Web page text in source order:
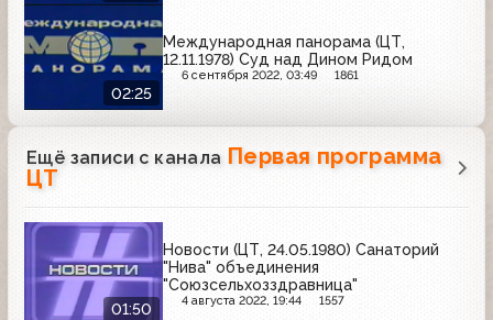
02:25
Международная панорама (ЦТ,
12.11.1978) Суд над Дином Ридом
6 сентября 2022, 03:49 1861
Ещё записи с канала Первая программа
ЦТ
01:50
Новости (ЦТ, 24.05.1980) Санаторий
"Нива" объединения
"Союзсельхозздравница"
4 августа 2022, 19:44 1557